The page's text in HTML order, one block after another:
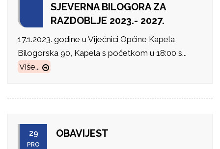
SJEVERNA BILOGORA ZA
RAZDOBLJE 2023.- 2027.
17.1.2023. godine u Vijećnici Općine Kapela,
Bilogorska 90, Kapela s početkom u 18:00 s...
Više...
29
PRO
OBAVIJEST